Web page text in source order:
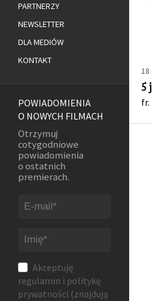
18
5
fr.
PARTNERZY
NEWSLETTER
DLA MEDIÓW
KONTAKT
POWIADOMIENIA
O NOWYCH FILMACH
Otrzymuj
cotygodniowe
powiadomienia
o ostatnich
premierach.
Akceptuję
regulamin i politykę
prywatności (znajdują